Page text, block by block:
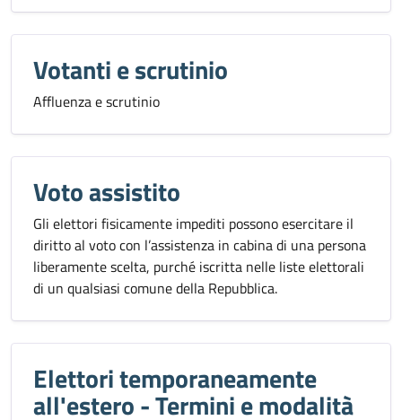
Votanti e scrutinio
Affluenza e scrutinio
Voto assistito
Gli elettori fisicamente impediti possono esercitare il
diritto al voto con l’assistenza in cabina di una persona
liberamente scelta, purché iscritta nelle liste elettorali
di un qualsiasi comune della Repubblica.
Elettori temporaneamente
all'estero - Termini e modalità